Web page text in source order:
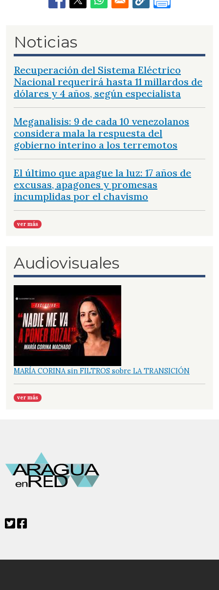
Noticias
Recuperación del Sistema Eléctrico
Nacional requerirá hasta 11 millardos de
dólares y 4 años, según especialista
Meganalisis: 9 de cada 10 venezolanos
considera mala la respuesta del
gobierno interino a los terremotos
El último que apague la luz: 17 años de
excusas, apagones y promesas
incumplidas por el chavismo
ver más
Audiovisuales
MARÍA CORINA sin FILTROS sobre LA TRANSICIÓN
ver más